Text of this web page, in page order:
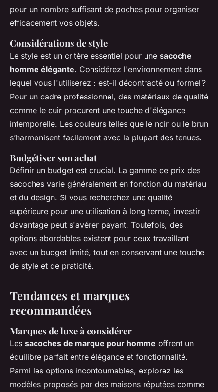
pour un nombre suffisant de poches pour organiser
efficacement vos objets.
Considérations de style
Le style est un critère essentiel pour une sacoche
homme élégante. Considérez l'environnement dans
lequel vous l'utiliserez : est-il décontracté ou formel ?
Pour un cadre professionnel, des matériaux de qualité
comme le cuir procurent une touche d'élégance
intemporelle. Les couleurs telles que le noir ou le brun
s’harmonisent facilement avec la plupart des tenues.
Budgétiser son achat
Définir un budget est crucial. La gamme de prix des
sacoches varie généralement en fonction du matériau
et du design. Si vous recherchez une qualité
supérieure pour une utilisation à long terme, investir
davantage peut s'avérer payant. Toutefois, des
options abordables existent pour ceux travaillant
avec un budget limité, tout en conservant une touche
de style et de praticité.
Tendances et marques
recommandées
Marques de luxe à considérer
Les sacoches de marque pour homme offrent un
équilibre parfait entre élégance et fonctionnalité.
Parmi les options incontournables, explorez les
modèles proposés par des maisons réputées comme